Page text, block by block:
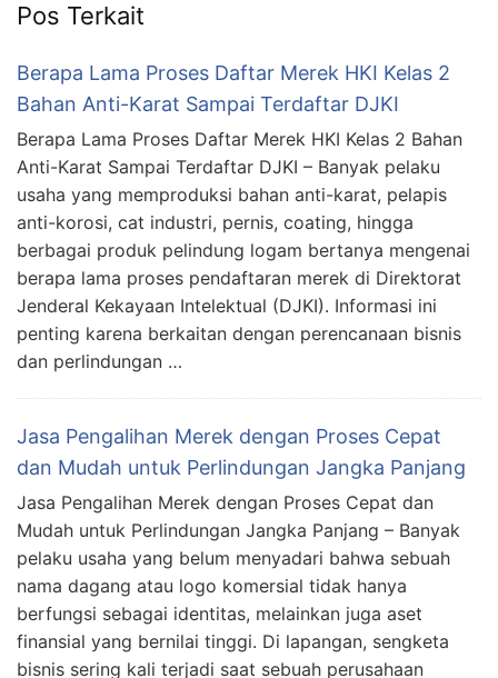
Pos Terkait
Berapa Lama Proses Daftar Merek HKI Kelas 2
Bahan Anti-Karat Sampai Terdaftar DJKI
Berapa Lama Proses Daftar Merek HKI Kelas 2 Bahan
Anti-Karat Sampai Terdaftar DJKI – Banyak pelaku
usaha yang memproduksi bahan anti-karat, pelapis
anti-korosi, cat industri, pernis, coating, hingga
berbagai produk pelindung logam bertanya mengenai
berapa lama proses pendaftaran merek di Direktorat
Jenderal Kekayaan Intelektual (DJKI). Informasi ini
penting karena berkaitan dengan perencanaan bisnis
dan perlindungan …
Jasa Pengalihan Merek dengan Proses Cepat
dan Mudah untuk Perlindungan Jangka Panjang
Jasa Pengalihan Merek dengan Proses Cepat dan
Mudah untuk Perlindungan Jangka Panjang – Banyak
pelaku usaha yang belum menyadari bahwa sebuah
nama dagang atau logo komersial tidak hanya
berfungsi sebagai identitas, melainkan juga aset
finansial yang bernilai tinggi. Di lapangan, sengketa
bisnis sering kali terjadi saat sebuah perusahaan